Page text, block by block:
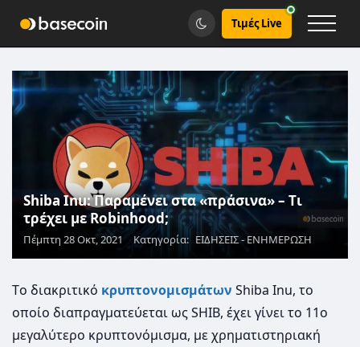
Τιμές Live
Shiba Inu: Παραμένει στα «πράσινα» – Tι
τρέχει με Robinhood;
Πέμπτη 28 Οκτ, 2021 Κατηγορία: ΕΙΔΗΣΕΙΣ - ΕΝΗΜΕΡΩΣΗ
Tο διακριτικό κρυπτονομισμάτων Shiba Inu, το
οποίο διαπραγματεύεται ως SHIB, έχει γίνει το 11ο
μεγαλύτερο κρυπτονόμισμα, με χρηματιστηριακή